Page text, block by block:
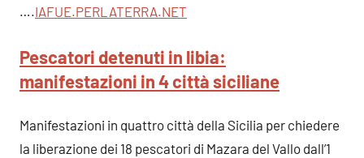
….IAFUE.PERLATERRA.NET
Pescatori detenuti in libia:
manifestazioni in 4 città siciliane
Manifestazioni in quattro città della Sicilia per chiedere
la liberazione dei 18 pescatori di Mazara del Vallo dall’1